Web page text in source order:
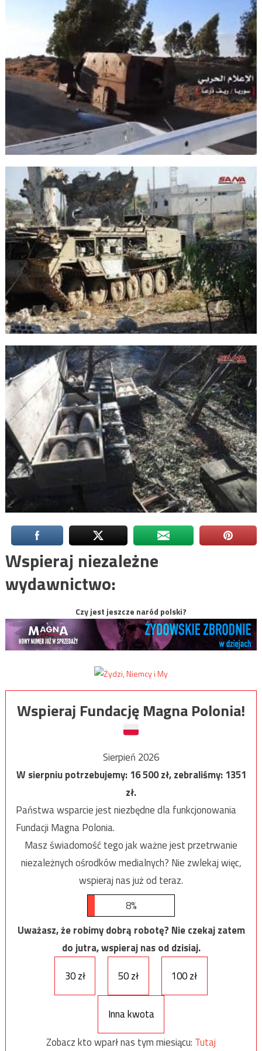
Wspieraj niezależne
wydawnictwo:
Czy jest jeszcze naród polski?
Wspieraj Fundację Magna Polonia!
Sierpień 2026
W sierpniu potrzebujemy:16 500zł, zebraliśmy:1351
zł.
Państwa wsparcie jest niezbędne dla funkcjonowania
Fundacji Magna Polonia.
Masz świadomość tego jak ważne jest przetrwanie
niezależnych ośrodków medialnych? Nie zwlekaj więc,
wspieraj nas już od teraz.
8%
Uważasz, że robimy dobrą robotę? Nie czekaj zatem
do jutra, wspieraj nas od dzisiaj.
30 zł
50 zł 100 zł
Inna kwota
Zobacz kto wparł nas tym miesiącu: Tutaj